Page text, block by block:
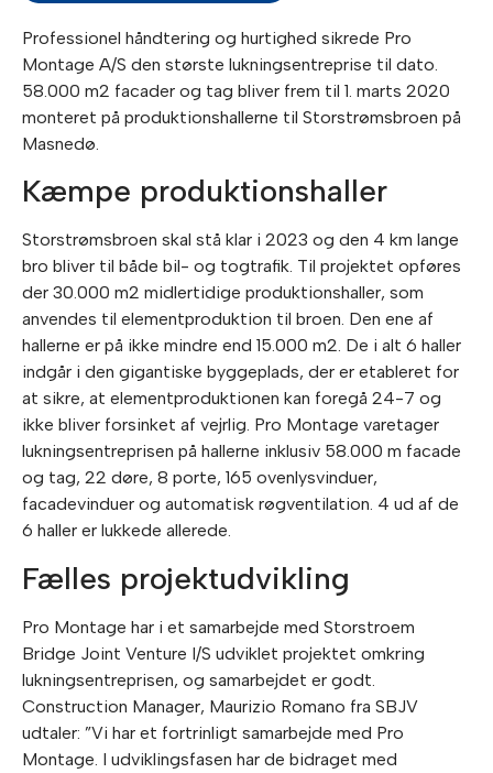
Professionel håndtering og hurtighed sikrede Pro
Montage A/S den største lukningsentreprise til dato.
58.000 m2 facader og tag bliver frem til 1. marts 2020
monteret på produktionshallerne til Storstrømsbroen på
Masnedø.
Kæmpe produktionshaller
Storstrømsbroen skal stå klar i 2023 og den 4 km lange
bro bliver til både bil- og togtrafik. Til projektet opføres
der 30.000 m2 midlertidige produktionshaller, som
anvendes til elementproduktion til broen. Den ene af
hallerne er på ikke mindre end 15.000 m2. De i alt 6 haller
indgår i den gigantiske byggeplads, der er etableret for
at sikre, at elementproduktionen kan foregå 24-7 og
ikke bliver forsinket af vejrlig. Pro Montage varetager
lukningsentreprisen på hallerne inklusiv 58.000 m facade
og tag, 22 døre, 8 porte, 165 ovenlysvinduer,
facadevinduer og automatisk røgventilation. 4 ud af de
6 haller er lukkede allerede.
Fælles projektudvikling
Pro Montage har i et samarbejde med Storstroem
Bridge Joint Venture I/S udviklet projektet omkring
lukningsentreprisen, og samarbejdet er godt.
Construction Manager, Maurizio Romano fra SBJV
udtaler: ”Vi har et fortrinligt samarbejde med Pro
Montage. I udviklingsfasen har de bidraget med